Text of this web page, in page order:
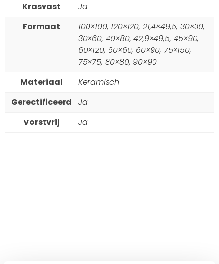
Krasvast
Ja
Formaat
100×100, 120×120, 21,4×49,5, 30×30,
30×60, 40×80, 42,9×49,5, 45×90,
60×120, 60×60, 60×90, 75×150,
75×75, 80×80, 90×90
Materiaal
Keramisch
Gerectificeerd
Ja
Vorstvrij
Ja